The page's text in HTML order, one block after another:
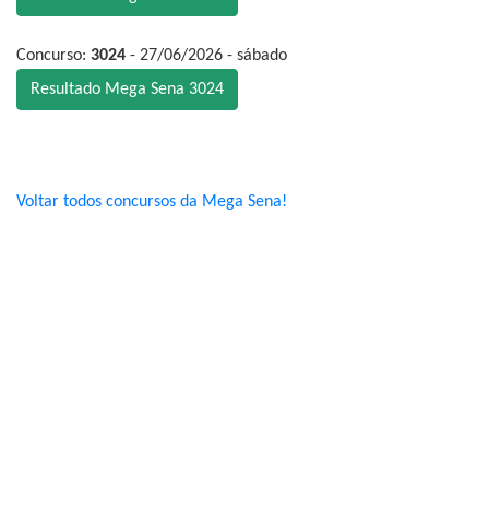
Concurso: 3024 - 27/06/2026 - sábado
Resultado Mega Sena 3024
Voltar todos concursos da Mega Sena!